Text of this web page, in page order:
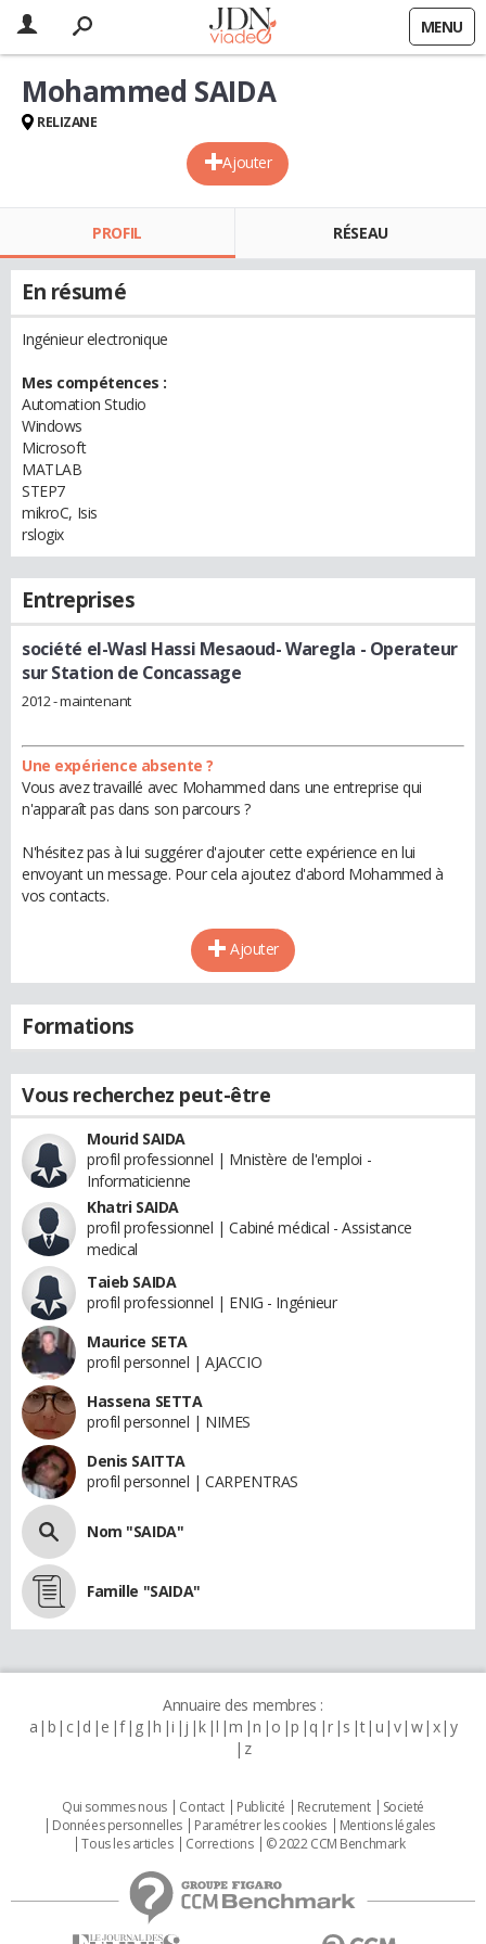
MENU
Ajouter
Mohammed SAIDA
RELIZANE
PROFIL RÉSEAU
En résumé
Ingénieur electronique
Mes compétences :
Automation Studio
Windows
Microsoft
MATLAB
STEP7
mikroC, Isis
rslogix
Entreprises
société el-Wasl Hassi Mesaoud- Waregla - Operateur
sur Station de Concassage
2012 - maintenant
Une expérience absente ?
Vous avez travaillé avec Mohammed dans une entreprise qui
n'apparaît pas dans son parcours ?
N'hésitez pas à lui suggérer d'ajouter cette expérience en lui
envoyant un message. Pour cela ajoutez d'abord Mohammed à
vos contacts.
Ajouter
Formations
Vous recherchez peut-être
Mourid SAIDA
profil professionnel | Mnistère de l'emploi -
Informaticienne
Khatri SAIDA
profil professionnel | Cabiné médical - Assistance
medical
Taieb SAIDA
profil professionnel | ENIG - Ingénieur
Maurice SETA
profil personnel | AJACCIO
Hassena SETTA
profil personnel | NIMES
Denis SAITTA
profil personnel | CARPENTRAS
Nom "SAIDA"
Famille "SAIDA"
Annuaire des membres :
a b c d e f g h i j k l m n o p q r s t u v w x y
z
Qui sommes nous Contact Publicité Recrutement
Societé
Données personnelles
Paramétrer les cookies
Mentions légales
Tous les articles
Corrections © 2022 CCM Benchmark